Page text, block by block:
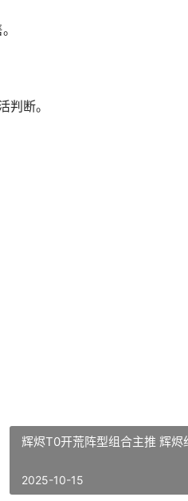
判断。
辉烬T0开荒阵型组合主推 辉烬
2025-10-15